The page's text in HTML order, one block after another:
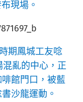
現場。
期鳳城工友唸
亂的中心，正
館門口，被藍
沙龍運動。